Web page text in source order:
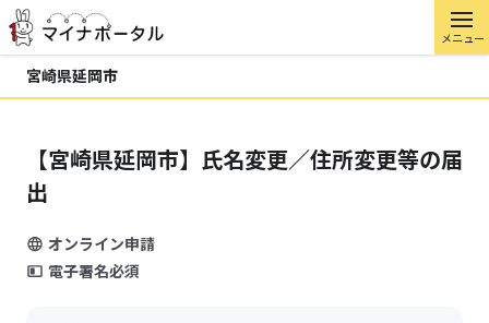
メニュー
宮崎県延岡市
【宮崎県延岡市】氏名変更／住所変更等の届
出
オンライン申請
電子署名必須